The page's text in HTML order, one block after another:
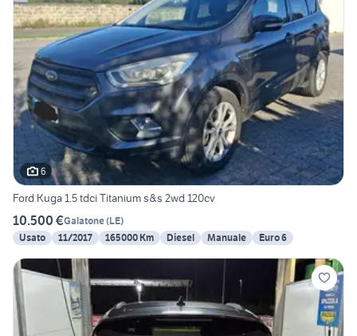
6
Ford Kuga 1.5 tdci Titanium s&s 2wd 120cv
10.500 €Galatone(LE)
Usato
11/2017 165000 Km Diesel Manuale Euro 6